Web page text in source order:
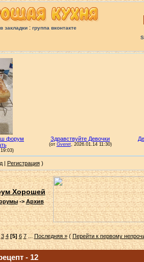
закладки: группа вконтакте
| Регистрация)
Хорошей
->Архив
3 4 [5] 6 7...Последняя »(Перейти к первому
- 12